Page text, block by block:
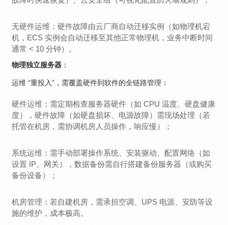
无硬件运维：硬件故障由云厂商自动迁移实例（如物理机宕
机，ECS 实例会自动迁移至其他正常物理机，业务中断时间
通常 < 10 分钟）。
物理独立服务器 ：
运维 “重投入”，需覆盖硬件到软件的全链路管理：
硬件运维：需定期检查服务器硬件（如 CPU 温度、硬盘健康
度），硬件故障（如硬盘损坏、电源故障）需现场处理（若
托管在机房，需协调机房人员操作，响应慢）；
系统运维：需手动部署操作系统、安装驱动、配置网络（如
设置 IP、网关），数据备份需自行搭建备份服务器（或购买
备份设备）；
机房管理：若自建机房，需承担空调、UPS 电源、安防等设
施的维护，成本极高。